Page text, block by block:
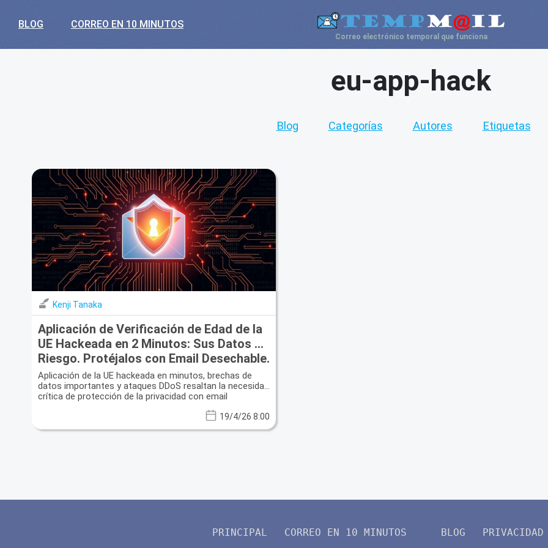
BLOG CORREO EN 10 MINUTOS
Correo electrónico temporal que funciona
eu-app-hack
Blog Categorías Autores Etiquetas
Kenji Tanaka
Aplicación de Verificación de Edad de la
UE Hackeada en 2 Minutos: Sus Datos en
Riesgo. Protéjalos con Email Desechable.
Aplicación de la UE hackeada en minutos, brechas de
datos importantes y ataques DDoS resaltan la necesidad
crítica de protección de la privacidad con email
19/4/26 8:00
PRINCIPAL CORREO EN 10 MINUTOS BLOG PRIVACIDAD